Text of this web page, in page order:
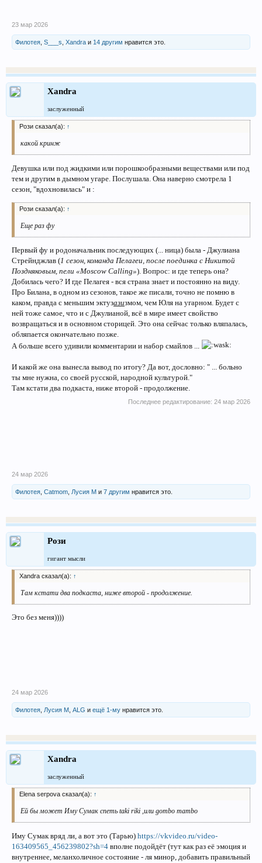
23 мар 2026
Филотея S___s Xandra и 14 другим нравится это.
Xandra
заслуженный
Рози сказал(а): ↑
какой кринж
Девушка или под жидкими или порошкообразными веществами или под
тем и другим в дымном угаре. Послушала. Она наверно смотрела 1
сезон, "вдохновилась" и :
Рози сказал(а): ↑
Еще раз фу
Первый фу и родоначальник последующих (... ница) была - Джулиана
Стрейнджлав (1 сезон, команда Пелагеи, после поединка с Никитой
Поздняковым, пели «Moscow Calling»). Вопрос: и где теперь она?
Добилась чего? И где Пелагея - вся страна знает и постоянно на виду.
Про Билана, в одном из сезонов, такое же писали, точно не помню в
каком, правда с меньшим эктузазизмом, чем Юля на угарном. Будет с
ней тоже самое, что и с Джулианой, всё в мире имеет свойство
возвращаться и в основном сторицей. Это она сейчас только вляпалась,
обляпается окончательно позже.
А больше всего удивили комментарии и набор смайлов ...
И какой же она вынесла вывод по итогу? Да вот, дословно: " ... больно
ты мне нужна, со своей русской, народной культурой."
Там кстати два подкаста, ниже второй - продолжение.
Последнее редактирование: 24 мар 2026
24 мар 2026
Филотея Catmom Лусия М и 7 другим нравится это.
Рози
гигант мысли
Xandra сказал(а): ↑
Там кстати два подкаста, ниже второй - продолжение.
Это без меня))))
24 мар 2026
Филотея, Лусия М, ALG и ещё 1-му нравится это.
Xandra
заслуженный
Elena serpova сказал(а): ↑
Ей бы может Иму Сумак спеть taki riki ,или gombo mambo
Иму Сумак вряд ли, а вот это (Тарью) https://vkvideo.ru/video-
163409565_456239802?sh=4 вполне подойдёт (тут как раз её эмоция и
внутреннее, меланхоличное состояние - ля минор, добавить правильный